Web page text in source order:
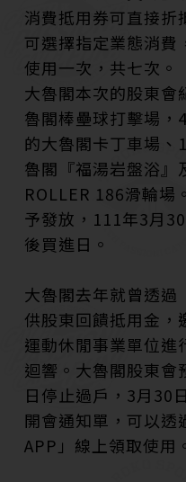
消費抵用券可直接折
可選擇指定業態消費
使用一次，共七次。
大魯閣本次的股東會
魯閣棒壘球打擊場，
的大魯閣卡丁車場、
魯閣『福湯岩盤浴』
ROLLER 186滑輪場
予發放，111年3月
後買進日。
大魯閣去年就曾透過
供股東回饋抵用金，
運動休閒事業單位進
迴響。大魯閣股東會
日停止過戶，3月30
開會通知單，可以透
APP」線上領取使用